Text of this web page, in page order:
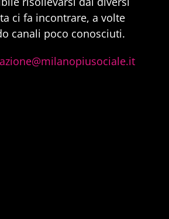
ci fa incontrare, a volte
canali poco conosciuti.